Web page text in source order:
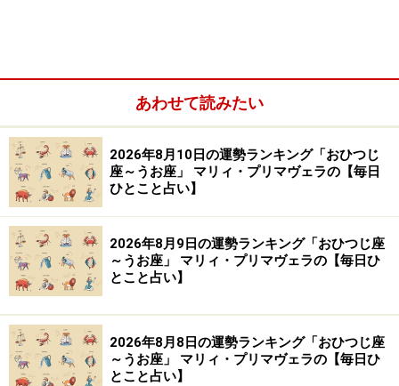
＞【恋愛＆対人運】ランキングの結果を見る
＞【仕事＆金運】ランキングの結果を見る
＞【才能＆創造性】ランキングの結果を見る
2位：いて座（11月23日～12月21日生ま
れ）
可能性の扉が開いて、新しい挑戦が始まりそう。
最初のうちは、慣れない、勝手が分からないなど、ハン
あわせて読みたい
2026年8月10日の運勢ランキング「おひつじ
座～うお座」 マリィ・プリマヴェラの【毎日
ひとこと占い】
2026年8月9日の運勢ランキング「おひつじ座
～うお座」 マリィ・プリマヴェラの【毎日ひ
とこと占い】
2026年8月8日の運勢ランキング「おひつじ座
～うお座」 マリィ・プリマヴェラの【毎日ひ
とこと占い】